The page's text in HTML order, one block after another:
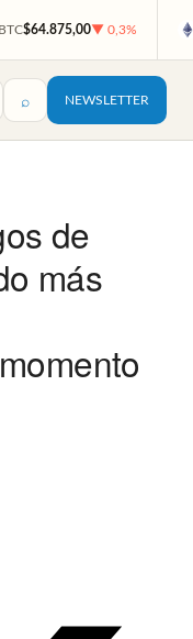
BTC$64.875,00▼ 0,3%
⌕ NEWSLETTER
de
más